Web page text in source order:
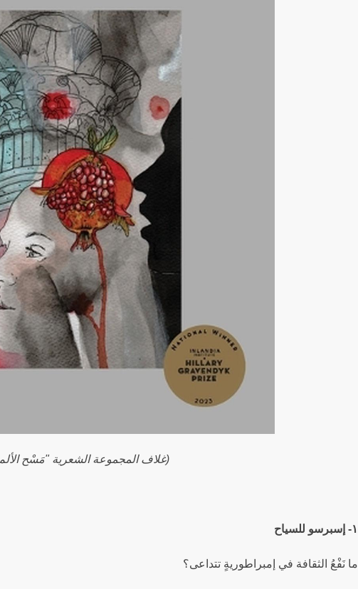
(غلاف المجموعة الشعرية "مَسْح
١- إسبرسو للسياح
ما نَفْعُ الثقافة في إمبراطوريةٍ تتداعى؟